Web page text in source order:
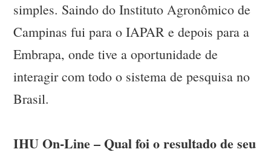
simples. Saindo do Instituto Agronômico de
Campinas fui para o IAPAR e depois para a
Embrapa, onde tive a oportunidade de
interagir com todo o sistema de pesquisa no
Brasil.
IHU On-Line – Qual foi o resultado de seu